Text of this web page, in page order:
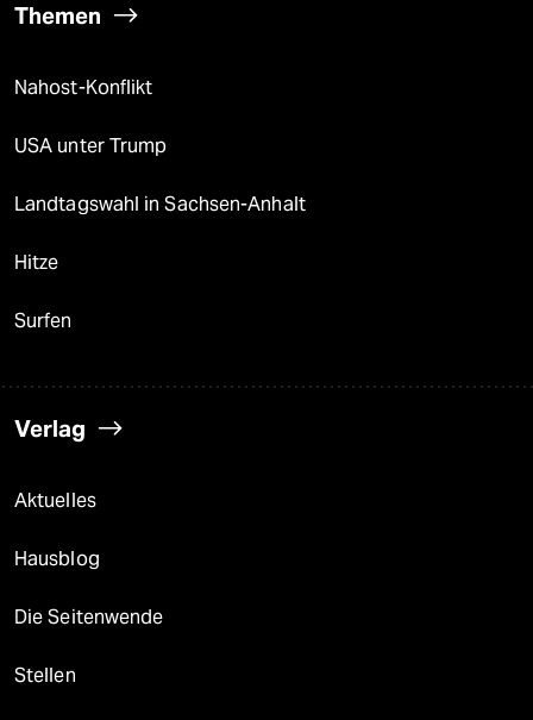
Themen
Nahost-Konflikt
USA unter Trump
Landtagswahl in Sachsen-Anhalt
Hitze
Surfen
Verlag
Aktuelles
Hausblog
Die Seitenwende
Stellen